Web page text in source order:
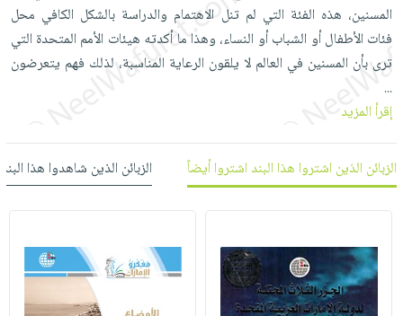
العناية
بالأسنان
الحمية
أدوات
المائدة
الأوعية
والتخزين
الأكثر
مبيعاً
العودة
اكسسوارات
كتب
اكسسوارات
منزلية
ملابس
مطرزات
حقائب
شحن
مجاني
بنود
اشتراكات
كل
الاشتراكات
صندوق
القراءة
iKitab
بلا
حدود
بحث
متقدم
نيل
وفرات
المسنين، هذه الفئة التي لم تنل الاهتمام والدراسة بالشكل الكافي محل
فئات الأطفال أو الشباب أو النساء، وهذا ما أكدته هيئات الأمم المتحدة التي
ترى بأن المسنين في العالم لا يلقون الرعاية المناسبة، لذلك فهم يتعرضون
...
إقرأ المزيد
الزبائن الذين اشتروا هذا البند اشتروا أيضاً الزبائن الذين شاهدوا هذا